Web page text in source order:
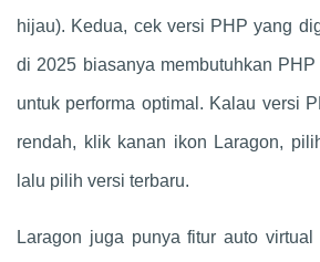
hijau). Kedua, cek versi PHP yang
di 2025 biasanya membutuhkan
untuk performa optimal. Kalau versi
rendah, klik kanan ikon Laragon, pilih
lalu pilih versi terbaru.
Laragon juga punya fitur auto virtual